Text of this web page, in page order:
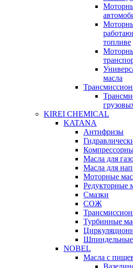
топливе
масла
KIREI CHEMICAL
KATANA
Антифризы
Масла для
Масла для
Моторные
Редукторные
Смазки
СОЖ
Турбинные
Шпиндельные
NOBEL
Масла с